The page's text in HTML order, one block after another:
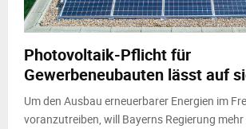
M
N
Photovoltaik-Pflicht für
Gewerbeneubauten lässt auf
Um den Ausbau erneuerbarer Energien im
voranzutreiben, will Bayerns Regierung